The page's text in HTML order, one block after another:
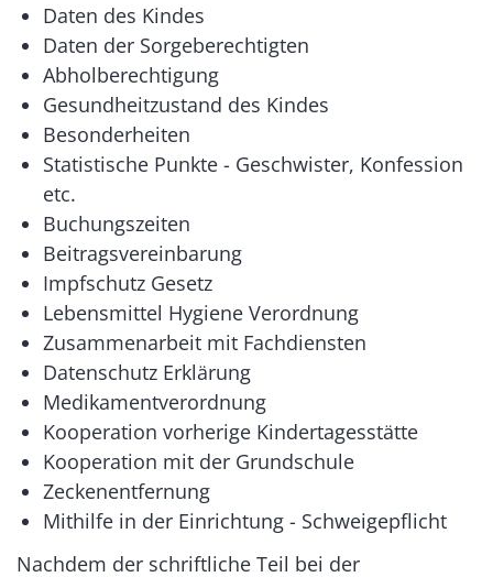
Daten des Kindes
Daten der Sorgeberechtigten
Abholberechtigung
Gesundheitzustand des Kindes
Besonderheiten
Statistische Punkte - Geschwister, Konfession
etc.
Buchungszeiten
Beitragsvereinbarung
Impfschutz Gesetz
Lebensmittel Hygiene Verordnung
Zusammenarbeit mit Fachdiensten
Datenschutz Erklärung
Medikamentverordnung
Kooperation vorherige Kindertagesstätte
Kooperation mit der Grundschule
Zeckenentfernung
Mithilfe in der Einrichtung - Schweigepflicht
Nachdem der schriftliche Teil bei der